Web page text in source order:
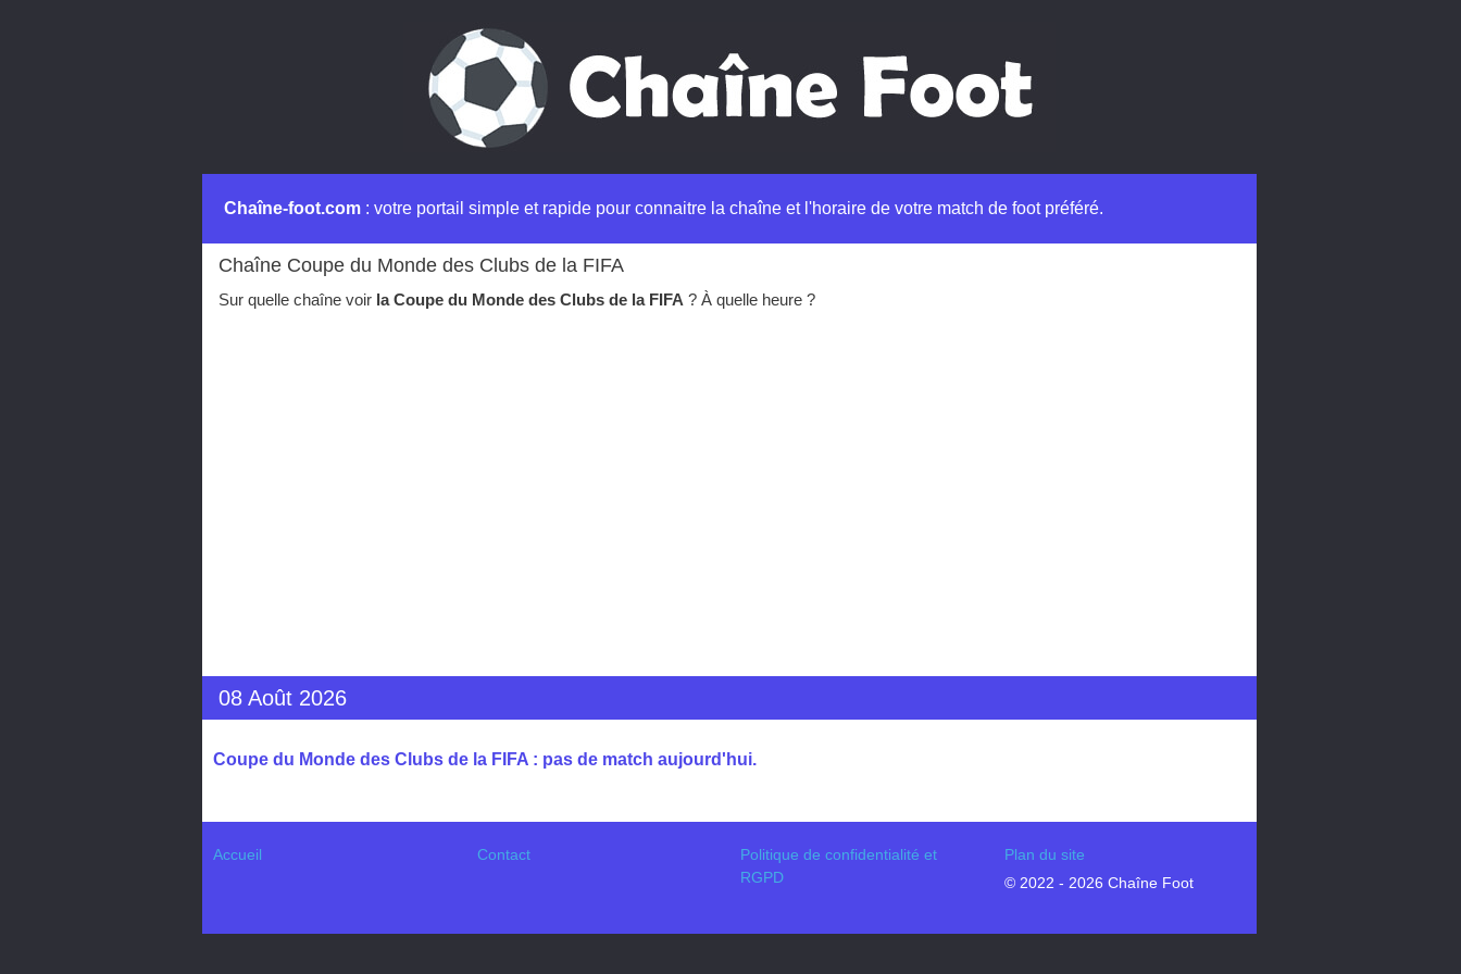
Chaîne-foot.com : votre portail simple et rapide pour connaitre la chaîne et l'horaire de votre match de foot préféré.
Chaîne Coupe du Monde des Clubs de la FIFA
Sur quelle chaîne voir la Coupe du Monde des Clubs de la FIFA ? À quelle heure ?
08 Août 2026
Coupe du Monde des Clubs de la FIFA : pas de match aujourd'hui.
Accueil Contact
Politique de confidentialité et
RGPD
Plan du site
© 2022 - 2026 Chaîne Foot